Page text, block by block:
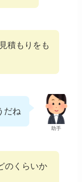
積もりをも
助手
だね
のくらいか